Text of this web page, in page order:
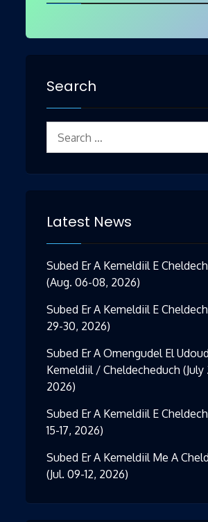
Search
Search
Latest News
Subed Er A Kemeldiil E
(Aug. 06-08, 2026)
Subed Er A Kemeldiil E
29-30, 2026)
Subed Er A Omengudel El
Kemeldiil / Cheldecheduch (July
2026)
Subed Er A Kemeldiil E
15-17, 2026)
Subed Er A Kemeldiil Me A
(Jul. 09-12, 2026)